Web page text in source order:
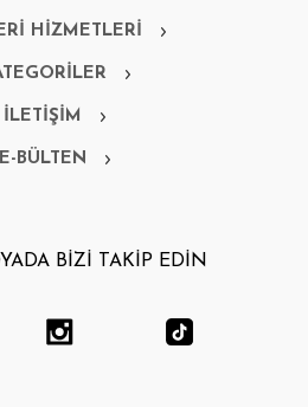
HİZMETLERİ
İLETİŞİM
E-BÜLTEN
BİZİ TAKİP EDİN